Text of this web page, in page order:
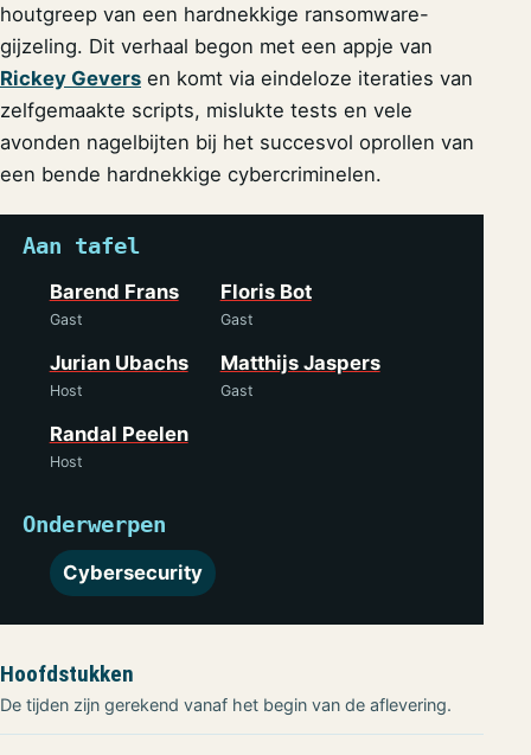
houtgreep van een hardnekkige ransomware-
gijzeling. Dit verhaal begon met een appje van
Rickey Gevers en komt via eindeloze iteraties van
zelfgemaakte scripts, mislukte tests en vele
avonden nagelbijten bij het succesvol oprollen van
een bende hardnekkige cybercriminelen.
Aan tafel
Barend Frans
Gast
Floris Bot
Gast
Jurian Ubachs
Host
Matthijs Jaspers
Gast
Randal Peelen
Host
Onderwerpen
Cybersecurity
Hoofdstukken
De tijden zijn gerekend vanaf het begin van de aflevering.